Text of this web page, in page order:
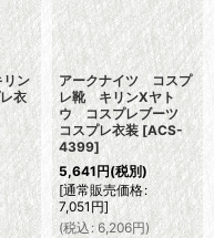
ン
衣
アークナイツ コスプ
レ靴 キリンXヤト
ウ コスプレブーツ
コスプレ衣装 [ACS-
4399]
5,641円(税別)
[通常販売価格:
7,051円]
(税込 : 6,206円)